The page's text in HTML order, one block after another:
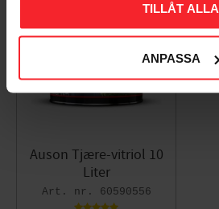
TILLÅT ALLA
ANPASSA
Auson Tjære-vitriol 10
Liter
60590556
11%